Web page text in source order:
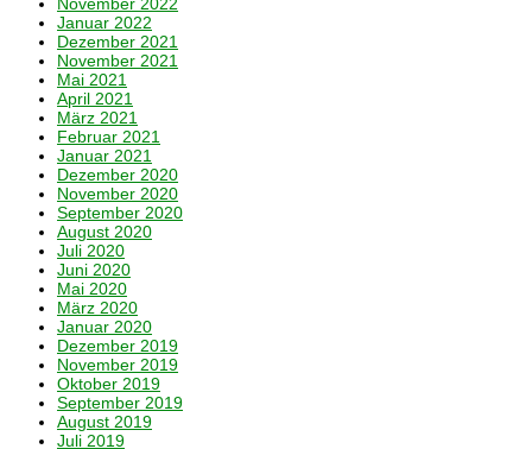
Januar 2022
Dezember 2021
November 2021
Mai 2021
April 2021
März 2021
Februar 2021
Januar 2021
Dezember 2020
November 2020
September 2020
August 2020
Juli 2020
Juni 2020
Mai 2020
März 2020
Januar 2020
Dezember 2019
November 2019
Oktober 2019
September 2019
August 2019
Juli 2019